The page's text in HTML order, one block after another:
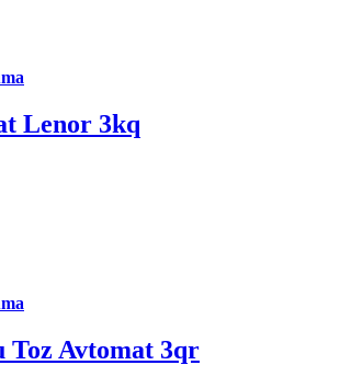
Lenor 3kq
Toz Avtomat 3qr